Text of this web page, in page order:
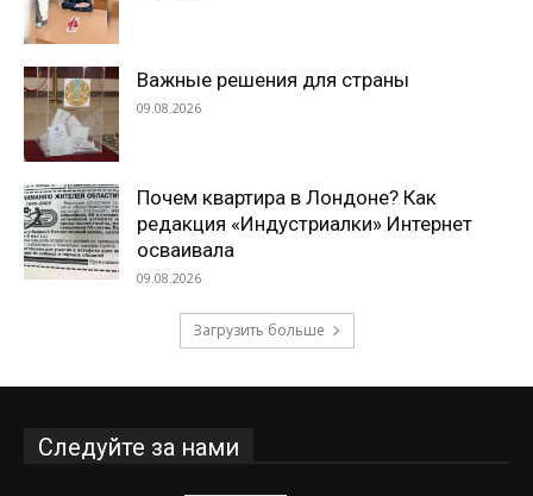
Важные решения для страны
09.08.2026
Почем квартира в Лондоне? Как
редакция «Индустриалки» Интернет
осваивала
09.08.2026
Загрузить больше
Следуйте за нами